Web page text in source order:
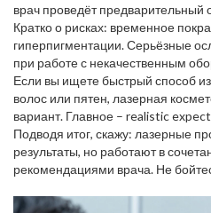
врач проведёт
риски и предложит план лечения.
Кратко о рисках: временное
гиперпигментации. Серьёзные
при работе с некачественным
должного контроля.
Если вы ищете быстрый способ
волос или пятен, лазерная
вариант. Главное – realistic
после процедуры.
Подводя итог, скажу: лазерные
результаты, но работают в
рекомендациями врача. Не
тогда ваша кожа будет радовать